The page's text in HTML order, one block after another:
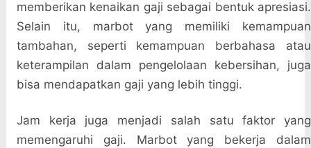
memberikan kenaikan gaji sebagai bentuk apresiasi.
Selain itu, marbot yang memiliki kemampuan
tambahan, seperti kemampuan berbahasa atau
keterampilan dalam pengelolaan kebersihan, juga
bisa mendapatkan gaji yang lebih tinggi.
Jam kerja juga menjadi salah satu faktor yang
memengaruhi gaji. Marbot yang bekerja dalam